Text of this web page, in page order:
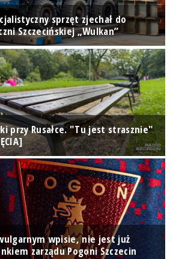
sprzęt zjechał do
Szczecińskiej „Wulkan”
przy Rusałce. "Tu jest strasznie"
wpisie, nie jest już
zarządu Pogoni Szczecin